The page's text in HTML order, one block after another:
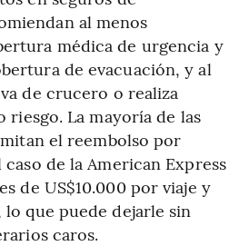
al menos
médica de urgencia y
de evacuación, y al
de crucero o realiza
riesgo. La mayoría de las
el reembolso por
de la American Express
de US$10.000 por viaje y
lo que puede dejarle sin
caros.